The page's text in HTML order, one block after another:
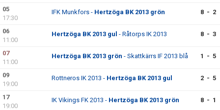
05
17:30
IFK Munkfors - Hertzöga BK 2013 grön 8 - 2
06
11:00
Hertzöga BK 2013 gul - Råtorps IK 2013 8 - 3
07
11:00
Hertzöga BK 2013 grön - Skattkärrs IF 2013 blå 1 - 5
09
19:00
Rottneros IK 2013 - Hertzöga BK 2013 gul 2 - 5
17
19:00
IK Vikings FK 2013 - Hertzöga BK 2013 grön 8 - 1